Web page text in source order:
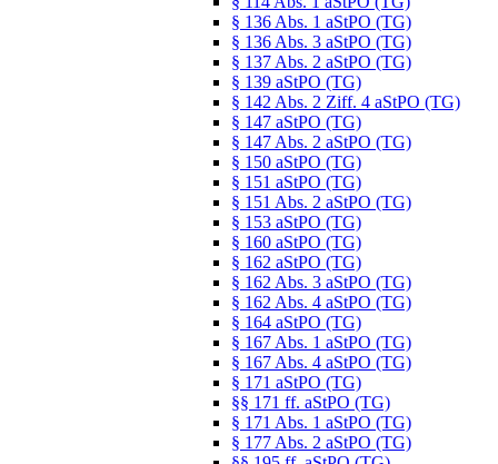
§ 136 Abs. 1 aStPO (TG)
§ 136 Abs. 3 aStPO (TG)
§ 137 Abs. 2 aStPO (TG)
§ 139 aStPO (TG)
§ 142 Abs. 2 Ziff. 4 aStPO (TG)
§ 147 aStPO (TG)
§ 147 Abs. 2 aStPO (TG)
§ 150 aStPO (TG)
§ 151 aStPO (TG)
§ 151 Abs. 2 aStPO (TG)
§ 153 aStPO (TG)
§ 160 aStPO (TG)
§ 162 aStPO (TG)
§ 162 Abs. 3 aStPO (TG)
§ 162 Abs. 4 aStPO (TG)
§ 164 aStPO (TG)
§ 167 Abs. 1 aStPO (TG)
§ 167 Abs. 4 aStPO (TG)
§ 171 aStPO (TG)
§§ 171 ff. aStPO (TG)
§ 171 Abs. 1 aStPO (TG)
§ 177 Abs. 2 aStPO (TG)